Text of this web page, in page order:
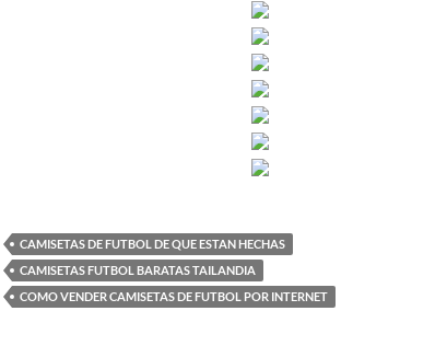
CAMISETAS DE FUTBOL DE QUE ESTAN HECHAS
CAMISETAS FUTBOL BARATAS TAILANDIA
COMO VENDER CAMISETAS DE FUTBOL POR INTERNET